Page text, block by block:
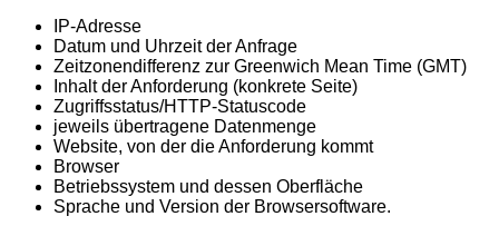
IP-Adresse
Datum und Uhrzeit der Anfrage
Zeitzonendifferenz zur Greenwich Mean Time (GMT)
Inhalt der Anforderung (konkrete Seite)
Zugriffsstatus/HTTP-Statuscode
jeweils übertragene Datenmenge
Website, von der die Anforderung kommt
Browser
Betriebssystem und dessen Oberfläche
Sprache und Version der Browsersoftware.